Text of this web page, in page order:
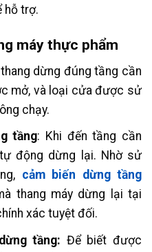
hỗ trợ.
máy thực phẩm
thang dừng đúng tầng cần
mở, và loại cửa được sử
chạy.
tầng: Khi đến tầng cần
động dừng lại. Nhờ sử
cảm biến dừng tầng
thang máy dừng lại tại
xác tuyệt đối.
tầng: Để biết được